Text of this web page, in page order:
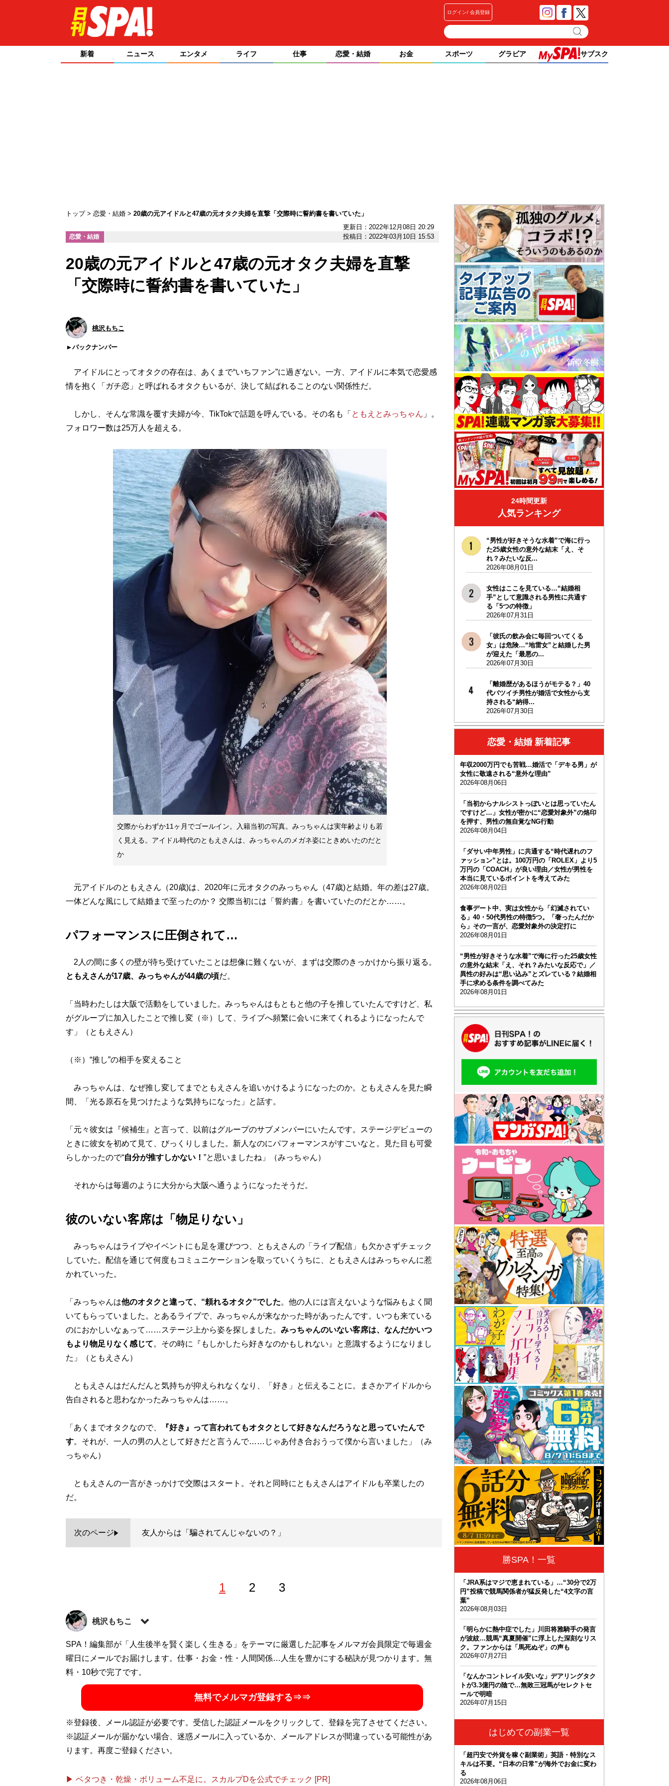
ログイン 会員登録
新着 ニュース エンタメ ライフ 仕事 恋愛・結婚 お金 スポーツ グラビア サブスク
トップ 恋愛・結婚
20歳の元アイドルと47歳の元オタク夫婦を直撃「交際時に誓約書を書いていた」
更新日：2022年12月08日 20:29
恋愛・結婚 投稿日：2022年03月10日 15:53
20歳の元アイドルと47歳の元オタク夫婦を直撃
「交際時に誓約書を書いていた」
桃沢もちこ
バックナンバー
アイドルにとってオタクの存在は、あくまで“いちファン”に過ぎない。一方、アイドルに本気で恋愛感
情を抱く「ガチ恋」と呼ばれるオタクもいるが、決して結ばれることのない関係性だ。
しかし、そんな常識を覆す夫婦が今、TikTokで話題を呼んでいる。その名も「 ともえとみっちゃん 」。
フォロワー数は25万人を超える。
交際からわずか11ヶ月でゴールイン。入籍当初の写真。みっちゃんは実年齢よりも若
く見える。アイドル時代のともえさんは、みっちゃんのメガネ姿にときめいたのだと
か
元アイドルのともえさん（20歳)は、2020年に元オタクのみっちゃん（47歳)と結婚。年の差は27歳。
一体どんな風にして結婚まで至ったのか？ 交際当初には「誓約書」を書いていたのだとか……。
パフォーマンスに圧倒されて…
2人の間に多くの壁が待ち受けていたことは想像に難くないが、まずは交際のきっかけから振り返る。
ともえさんが17歳、みっちゃんが44歳の頃だ。
「当時わたしは大阪で活動をしていました。みっちゃんはもともと他の子を推していたんですけど、私
がグループに加入したことで推し変（※）して、ライブへ頻繁に会いに来てくれるようになったんで
す」（ともえさん）
（※）“推し”の相手を変えること
みっちゃんは、なぜ推し変してまでともえさんを追いかけるようになったのか。ともえさんを見た瞬
間、「光る原石を見つけたような気持ちになった」と話す。
「元々彼女は『候補生』と言って、以前はグループのサブメンバーにいたんです。ステージデビューの
ときに彼女を初めて見て、びっくりしました。新人なのにパフォーマンスがすごいなと。見た目も可愛
らしかったので“自分が推すしかない！ ”と思いましたね」（みっちゃん）
それからは毎週のように大分から大阪へ通うようになったそうだ。
彼のいない客席は「物足りない」
みっちゃんはライブやイベントにも足を運びつつ、ともえさんの「ライブ配信」も欠かさずチェック
していた。配信を通じて何度もコミュニケーションを取っていくうちに、ともえさんはみっちゃんに惹
かれていった。
「みっちゃんは他のオタクと違って、“頼れるオタク”でした。他の人には言えないような悩みもよく聞
いてもらっていました。とあるライブで、みっちゃんが来なかった時があったんです。いつも来ている
のにおかしいなぁって……ステージ上から姿を探しました。 みっちゃんのいない客席は、なんだかいつ
もより物足りなく感じて。その時に『もしかしたら好きなのかもしれない』と意識するようになりまし
た」（ともえさん）
ともえさんはだんだんと気持ちが抑えられなくなり、「好き」と伝えることに。まさかアイドルから
告白されると思わなかったみっちゃんは……。
「あくまでオタクなので、
『好き』って言われてもオタクとして好きなんだろうなと思っていたんで
す。それが、一人の男の人として好きだと言うんで……じゃあ付き合おうって僕から言いました」（み
っちゃん）
ともえさんの一言がきっかけで交際はスタート。それと同時にともえさんはアイドルも卒業したの
だ。
次のページ 友人からは「騙されてんじゃないの？」
1 2 3
桃沢もちこ
'93年生まれのフリーライター。社会問題からトレンド、体験取材まで幅広く書きます。アイドルオタク
に詳しい。X：@mochicojp
記事一覧へ
SPA！編集部が「人生後半を賢く楽しく生きる」をテーマに厳選した記事をメルマガ会員限定で毎週金
曜日にメールでお届けします。仕事・お金・性・人間関係…人生を豊かにする秘訣が見つかります。無
料・10秒で完了です。
無料でメルマガ登録する⇒⇒
※登録後、メール認証が必要です。受信した認証メールをクリックして、登録を完了させてください。
※認証メールが届かない場合、迷惑メールに入っているか、メールアドレスが間違っている可能性があ
ります。再度ご登録ください。
▶ ベタつき・乾燥・ボリューム不足に。スカルプDを公式でチェック [PR]
24時間更新
人気ランキング
“男性が好きそうな水着”で海に行っ
た25歳女性の意外な結末「え、そ
れ？みたいな反...
2026年08月01日
女性はここを見ている…“結婚相
手”として意識される男性に共通す
る「5つの特徴」
2026年07月31日
「彼氏の飲み会に毎回ついてくる
女」は危険…“地雷女”と結婚した男
が迎えた「最悪の...
2026年07月30日
「離婚歴があるほうがモテる？」40
代バツイチ男性が婚活で女性から支
持される“納得...
2026年07月30日
恋愛・結婚 新着記事
年収2000万円でも苦戦…婚活で「デキる男」が
女性に敬遠される“意外な理由”
2026年08月06日
「当初からナルシストっぽいとは思っていたん
ですけど…」女性が密かに“恋愛対象外”の烙印
を押す、男性の無自覚なNG行動
2026年08月04日
「ダサい中年男性」に共通する“時代遅れのフ
ァッション”とは。100万円の「ROLEX」より5
万円の「COACH」が良い理由／女性が男性を
本当に見ているポイントを考えてみた
2026年08月02日
食事デート中、実は女性から「幻滅されてい
る」40・50代男性の特徴5つ。「奢ったんだか
ら」その一言が、恋愛対象外の決定打に
2026年08月01日
“男性が好きそうな水着”で海に行った25歳女性
の意外な結末「え、それ？みたいな反応で」／
異性の好みは“思い込み”とズレている？結婚相
手に求める条件を調べてみた
2026年08月01日
勝SPA！一覧
「JRA系はマジで恵まれている」…“30分で2万
円”投稿で競馬関係者が猛反発した“4文字の言
葉”
2026年08月03日
「明らかに熱中症でした」川田将雅騎手の発言
が波紋…競馬“真夏開催”に浮上した深刻なリス
ク。ファンからは「馬死ぬぞ」の声も
2026年07月27日
「なんかコントレイル安いな」デアリングタク
トが3.3億円の陰で…無敗三冠馬がセレクトセ
ールで明暗
2026年07月15日
はじめての副業一覧
「超円安で外貨を稼ぐ副業術」英語・特別なス
キルは不要。“日本の日常”が海外でお金に変わ
る
2026年08月06日